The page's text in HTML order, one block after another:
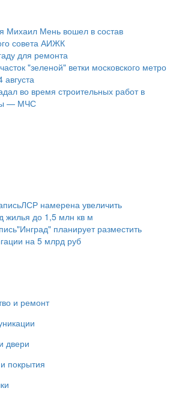
Михаил Мень вошел в состав
совета АИЖК
для ремонта
"зеленой" ветки московского метро
августа
во время строительных работ в
— МЧС
ЛСР намерена увеличить
жилья до 1,5 млн кв м
"Инград" планирует разместить
на 5 млрд руб
и ремонт
двери
покрытия